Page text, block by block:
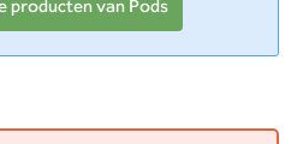
producten van Pods